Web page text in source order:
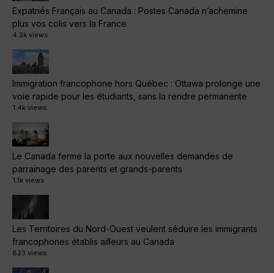
Expatriés Français au Canada : Postes Canada n’achemine
plus vos colis vers la France
4.2k views
Immigration francophone hors Québec : Ottawa prolonge une
voie rapide pour les étudiants, sans la rendre permanente
1.4k views
Le Canada ferme la porte aux nouvelles demandes de
parrainage des parents et grands-parents
1.1k views
Les Territoires du Nord-Ouest veulent séduire les immigrants
francophones établis ailleurs au Canada
823 views